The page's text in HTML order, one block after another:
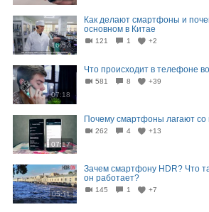
16:57
Как делают смартфоны и
основном в Китае
121 1 +2
07:18
Что происходит в телефоне
581 8 +39
07:17
Почему смартфоны лагают
262 4 +13
05:11
Зачем смартфону HDR? Что
он работает?
145 1 +7